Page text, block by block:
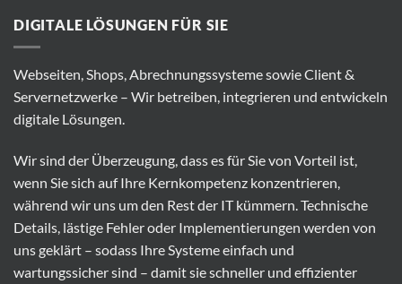
DIGITALE LÖSUNGEN FÜR SIE
Webseiten, Shops, Abrechnungssysteme sowie Client &
Servernetzwerke – Wir betreiben, integrieren und entwickeln
digitale Lösungen.
Wir sind der Überzeugung, dass es für Sie von Vorteil ist,
wenn Sie sich auf Ihre Kernkompetenz konzentrieren,
während wir uns um den Rest der IT kümmern. Technische
Details, lästige Fehler oder Implementierungen werden von
uns geklärt – sodass Ihre Systeme einfach und
wartungssicher sind – damit sie schneller und effizienter